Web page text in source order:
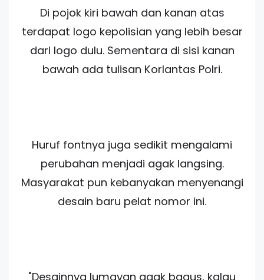
Di pojok kiri bawah dan kanan atas
terdapat logo kepolisian yang lebih besar
dari logo dulu. Sementara di sisi kanan
bawah ada tulisan Korlantas Polri.
Huruf fontnya juga sedikit mengalami
perubahan menjadi agak langsing.
Masyarakat pun kebanyakan menyenangi
desain baru pelat nomor ini.
"Desainnya lumayan agak bagus, kalau